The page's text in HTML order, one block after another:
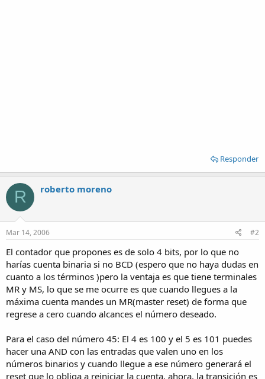
Responder
R roberto moreno
Mar 14, 2006 #2
El contador que propones es de solo 4 bits, por lo que no
harías cuenta binaria si no BCD (espero que no haya dudas en
cuanto a los términos )pero la ventaja es que tiene terminales
MR y MS, lo que se me ocurre es que cuando llegues a la
máxima cuenta mandes un MR(master reset) de forma que
regrese a cero cuando alcances el número deseado.
Para el caso del número 45: El 4 es 100 y el 5 es 101 puedes
hacer una AND con las entradas que valen uno en los
números binarios y cuando llegue a ese número generará el
reset que lo obliga a reiniciar la cuenta, ahora, la transición es